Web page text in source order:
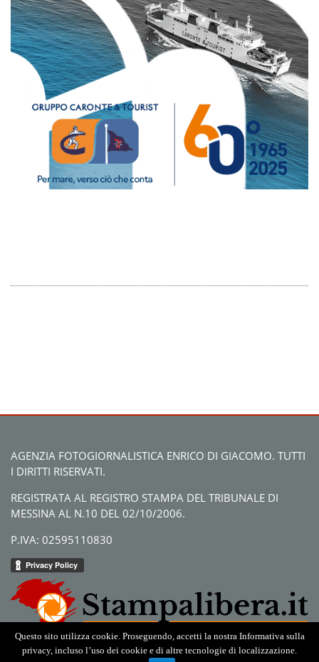
AGENZIA FOTOGIORNALISTICA ENRICO DI GIACOMO. TUTTI
I DIRITTI RISERVATI.
REGISTRATA AL REGISTRO STAMPA DEL TRIBUNALE DI
MESSINA AL N.10 DEL 02/10/2006.
P.IVA: 02595110830
Questo sito utilizza cookie. Proseguendo, accetti la nostra Informativa sulla
privacy, incluso l’uso dei cookie e di altre tecnologie di localizzazione.